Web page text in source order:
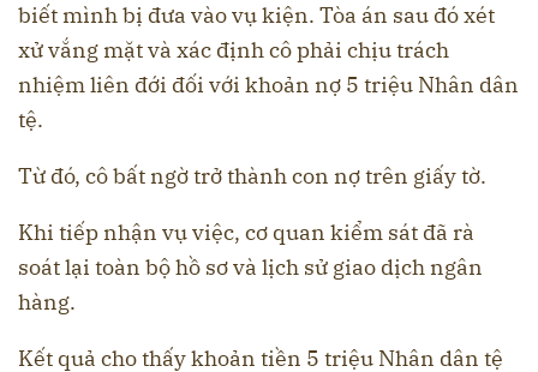
biết mình bị đưa vào vụ kiện. Tòa án sau đó xét
xử vắng mặt và xác định cô phải chịu trách
nhiệm liên đới đối với khoản nợ 5 triệu Nhân dân
tệ.
Từ đó, cô bất ngờ trở thành con nợ trên giấy tờ.
Khi tiếp nhận vụ việc, cơ quan kiểm sát đã rà
soát lại toàn bộ hồ sơ và lịch sử giao dịch ngân
hàng.
Kết quả cho thấy khoản tiền 5 triệu Nhân dân tệ